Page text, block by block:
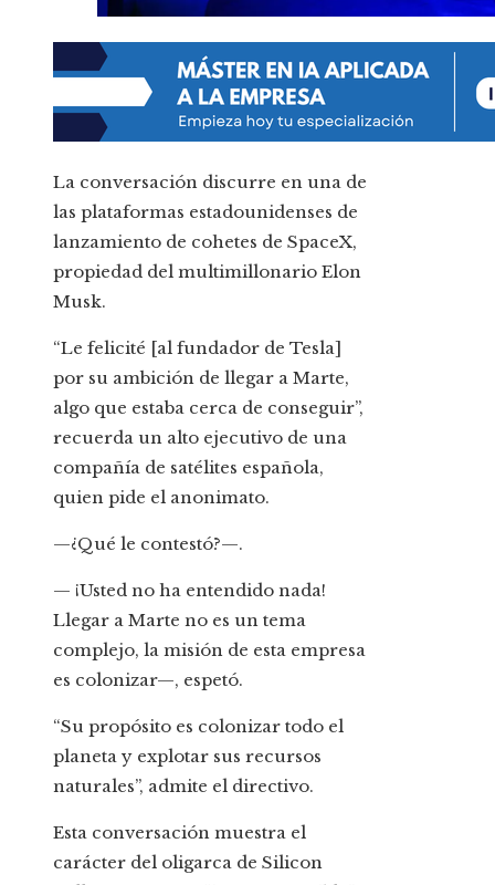
La conversación discurre en una de
las plataformas estadounidenses de
lanzamiento de cohetes de SpaceX,
propiedad del multimillonario Elon
Musk.
“Le felicité [al fundador de Tesla]
por su ambición de llegar a Marte,
algo que estaba cerca de conseguir”,
recuerda un alto ejecutivo de una
compañía de satélites española,
quien pide el anonimato.
—¿Qué le contestó?—.
— ¡Usted no ha entendido nada!
Llegar a Marte no es un tema
complejo, la misión de esta empresa
es colonizar—, espetó.
“Su propósito es colonizar todo el
planeta y explotar sus recursos
naturales”, admite el directivo.
Esta conversación muestra el
carácter del oligarca de Silicon